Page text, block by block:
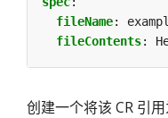
fileName:
fileContents:
创建一个将该 CR 引用